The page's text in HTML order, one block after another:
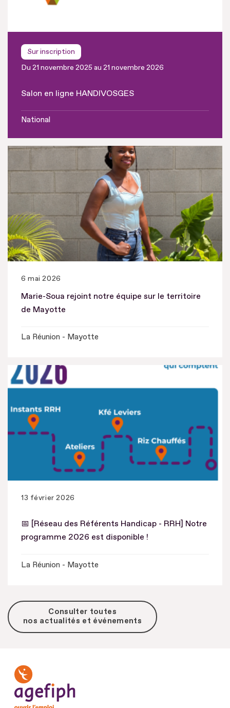
Sur inscription
Du 21 novembre 2025 au 21 novembre 2026
Salon en ligne HANDIVOSGES
National
6 mai 2026
Marie-Soua rejoint notre équipe sur le territoire
de Mayotte
La Réunion - Mayotte
13 février 2026
📅 [Réseau des Référents Handicap - RRH] Notre
programme 2026 est disponible !
La Réunion - Mayotte
Consulter toutes
nos actualités et événements